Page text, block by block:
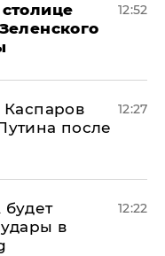
12:52
Каспаров
после
12:27
в
12:22